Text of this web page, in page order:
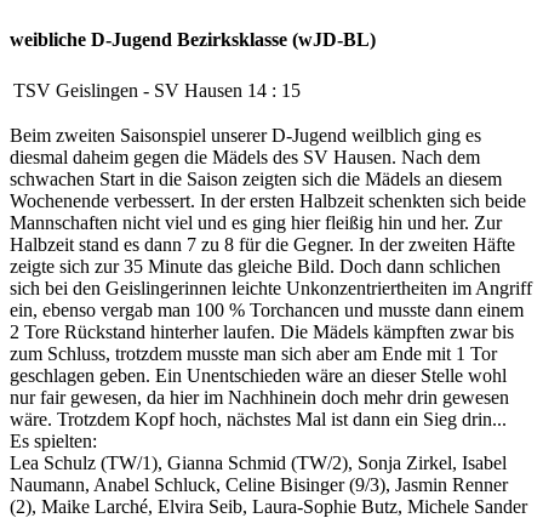
weibliche D-Jugend Bezirksklasse (wJD-BL)
TSV Geislingen - SV Hausen 14 : 15
Beim zweiten Saisonspiel unserer D-Jugend weilblich ging es
diesmal daheim gegen die Mädels des SV Hausen. Nach dem
schwachen Start in die Saison zeigten sich die Mädels an diesem
Wochenende verbessert. In der ersten Halbzeit schenkten sich beide
Mannschaften nicht viel und es ging hier fleißig hin und her. Zur
Halbzeit stand es dann 7 zu 8 für die Gegner. In der zweiten Häfte
zeigte sich zur 35 Minute das gleiche Bild. Doch dann schlichen
sich bei den Geislingerinnen leichte Unkonzentriertheiten im Angriff
ein, ebenso vergab man 100 % Torchancen und musste dann einem
2 Tore Rückstand hinterher laufen. Die Mädels kämpften zwar bis
zum Schluss, trotzdem musste man sich aber am Ende mit 1 Tor
geschlagen geben. Ein Unentschieden wäre an dieser Stelle wohl
nur fair gewesen, da hier im Nachhinein doch mehr drin gewesen
wäre. Trotzdem Kopf hoch, nächstes Mal ist dann ein Sieg drin...
Es spielten:
Lea Schulz (TW/1), Gianna Schmid (TW/2), Sonja Zirkel, Isabel
Naumann, Anabel Schluck, Celine Bisinger (9/3), Jasmin Renner
(2), Maike Larché, Elvira Seib, Laura-Sophie Butz, Michele Sander